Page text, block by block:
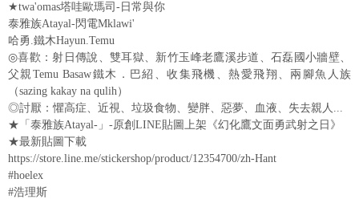
★twa'omas塔哇歐瑪司-日常與你
泰雅族Atayal-閃電Mklawi'
哈勇.鐵木Hayun.Temu
◎喜歡：射日傳說、雙耳獄、新竹玉峰老鷹溪步道、石磊國小牆壁、
父親Temu Basaw鐵木．巴紹、收集飛機、熱愛飛翔、兩腳魚人族
（sazing kakay na qulih）
◎討厭：懼高症、近視、垃圾食物、變胖、惡夢、血液、失去親人...
★「泰雅族Atayal-」-原創LINE貼圖上架《幻化鷹文面勇武射之日》
★最新貼圖下載
https://store.line.me/stickershop/product/12354700/zh-Hant
#hoelex
#浩理斯